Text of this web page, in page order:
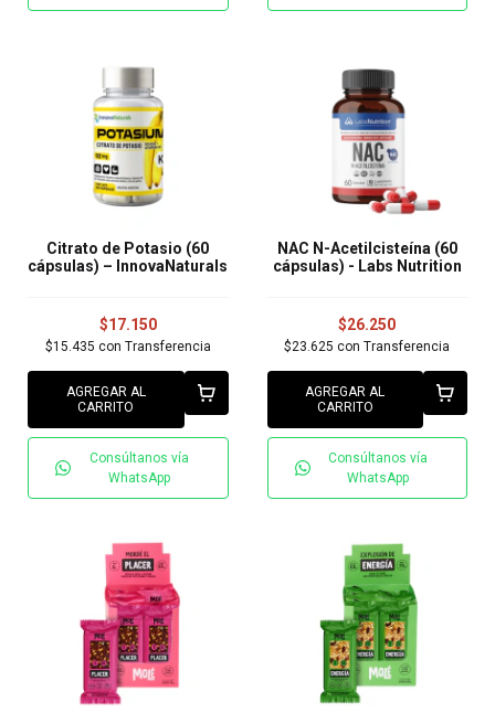
Citrato de Potasio (60
cápsulas) – InnovaNaturals
$17.150
$15.435 con Transferencia
AGREGAR AL
CARRITO
Consúltanos vía
WhatsApp
NAC N-Acetilcisteína (60
cápsulas) - Labs Nutrition
$26.250
$23.625con Transferencia
AGREGAR AL
CARRITO
Consúltanos vía
WhatsApp